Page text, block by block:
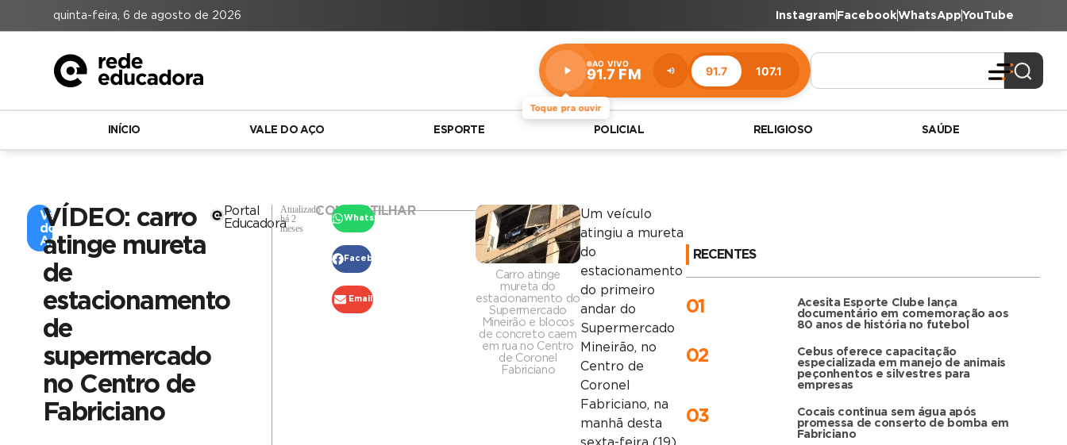
quinta-feira, 6 de agosto de 2026 Instagram FacebookWhatsAppYouTube
Toque pra ouvir
AO VIVO
91.7 FM 91.7 107.1
Estação:
91.7
FM
INÍCIO VALE DO AÇO ESPORTE POLICIAL RELIGIOSO SAÚDE
Vale
do
Aço
VÍDEO: carro
atinge mureta
de
estacionamento
de
supermercado
no Centro de
Fabriciano
Portal
Educadora
Atualizado
há 2
meses
COMPARTILHAR
WhatsApp
Facebook
Email
Carro atinge
mureta do
estacionamento do
Supermercado
Mineirão e blocos
de concreto caem
em rua no Centro
de Coronel
Fabriciano
Um veículo
atingiu a mureta
do
estacionamento
do primeiro
andar do
Supermercado
Mineirão, no
Centro de
Coronel
Fabriciano, na
manhã desta
RECENTES
01
Acesita Esporte Clube lança
documentário em comemoração aos
80 anos de história no futebol
02
Cebus oferece capacitação
especializada em manejo de animais
peçonhentos e silvestres para
empresas
03
Cocais continua sem água após
promessa de conserto de bomba em
Fabriciano